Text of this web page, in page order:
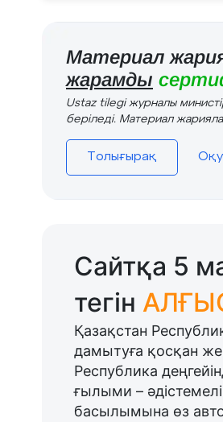
Материал
жарамды
Ustaz tilegi журналы
беріледі. Материал
Толығырақ
Сайтқа 5
тегін
Қазақстан
дамытуға қосқан
Республика
ғылыми –
басылымына өз